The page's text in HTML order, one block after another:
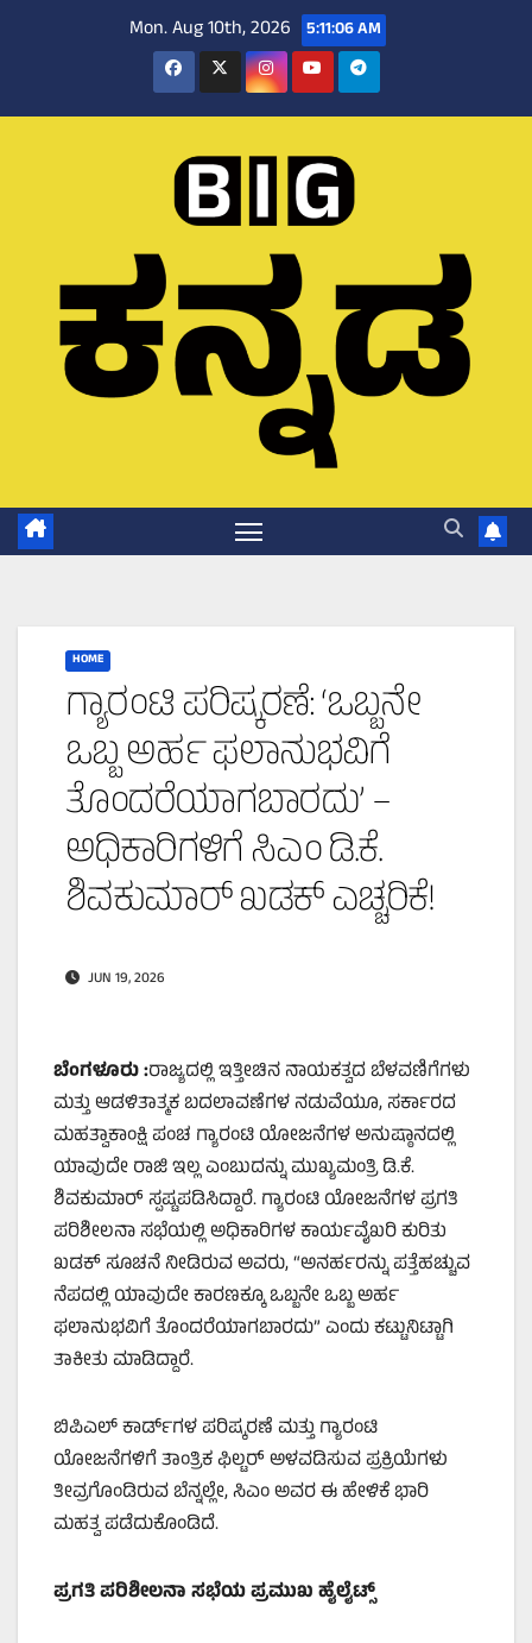
Mon. Aug 10th, 2026 5:11:07 AM
HOME
ಗ್ಯಾರಂಟಿ ಪರಿಷ್ಕರಣೆ: ‘ಒಬ್ಬನೇ
ಒಬ್ಬ ಅರ್ಹ ಫಲಾನುಭವಿಗೆ
ತೊಂದರೆಯಾಗಬಾರದು’ –
ಅಧಿಕಾರಿಗಳಿಗೆ ಸಿಎಂ ಡಿ.ಕೆ.
ಶಿವಕುಮಾರ್ ಖಡಕ್ ಎಚ್ಚರಿಕೆ!
JUN 19, 2026
ಬೆಂಗಳೂರು:ರಾಜ್ಯದಲ್ಲಿ ಇತ್ತೀಚಿನ ನಾಯಕತ್ವದ ಬೆಳವಣಿಗೆಗಳು
ಮತ್ತು ಆಡಳಿತಾತ್ಮಕ ಬದಲಾವಣೆಗಳ ನಡುವೆಯೂ, ಸರ್ಕಾರದ
ಮಹತ್ವಾಕಾಂಕ್ಷಿ ಪಂಚ ಗ್ಯಾರಂಟಿ ಯೋಜನೆಗಳ ಅನುಷ್ಠಾನದಲ್ಲಿ
ಯಾವುದೇ ರಾಜಿ ಇಲ್ಲ ಎಂಬುದನ್ನು ಮುಖ್ಯಮಂತ್ರಿ ಡಿ.ಕೆ.
ಶಿವಕುಮಾರ್ ಸ್ಪಷ್ಟಪಡಿಸಿದ್ದಾರೆ. ಗ್ಯಾರಂಟಿ ಯೋಜನೆಗಳ ಪ್ರಗತಿ
ಪರಿಶೀಲನಾ ಸಭೆಯಲ್ಲಿ ಅಧಿಕಾರಿಗಳ ಕಾರ್ಯವೈಖರಿ ಕುರಿತು
ಖಡಕ್ ಸೂಚನೆ ನೀಡಿರುವ ಅವರು, “ಅನರ್ಹರನ್ನು ಪತ್ತೆಹಚ್ಚುವ
ನೆಪದಲ್ಲಿ ಯಾವುದೇ ಕಾರಣಕ್ಕೂ ಒಬ್ಬನೇ ಒಬ್ಬ ಅರ್ಹ
ಫಲಾನುಭವಿಗೆ ತೊಂದರೆಯಾಗಬಾರದು” ಎಂದು ಕಟ್ಟುನಿಟ್ಟಾಗಿ
ತಾಕೀತು ಮಾಡಿದ್ದಾರೆ.
ಬಿಪಿಎಲ್ ಕಾರ್ಡ್‌ಗಳ ಪರಿಷ್ಕರಣೆ ಮತ್ತು ಗ್ಯಾರಂಟಿ
ಯೋಜನೆಗಳಿಗೆ ತಾಂತ್ರಿಕ ಫಿಲ್ಟರ್ ಅಳವಡಿಸುವ ಪ್ರಕ್ರಿಯೆಗಳು
ತೀವ್ರಗೊಂಡಿರುವ ಬೆನ್ನಲ್ಲೇ, ಸಿಎಂ ಅವರ ಈ ಹೇಳಿಕೆ ಭಾರಿ
ಮಹತ್ವ ಪಡೆದುಕೊಂಡಿದೆ.
ಪ್ರಗತಿ ಪರಿಶೀಲನಾ ಸಭೆಯ ಪ್ರಮುಖ ಹೈಲೈಟ್ಸ್